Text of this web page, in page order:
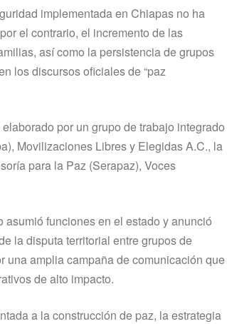
implementada en Chiapas no ha
el contrario, el incremento de las
así como la persistencia de grupos
los discursos oficiales de “paz
por un grupo de trabajo integrado
Movilizaciones Libres y Elegidas A.C., la
para la Paz (Serapaz), Voces
funciones en el estado y anunció
la disputa territorial entre grupos de
una amplia campaña de comunicación que
de alto impacto.
a la construcción de paz, la estrategia